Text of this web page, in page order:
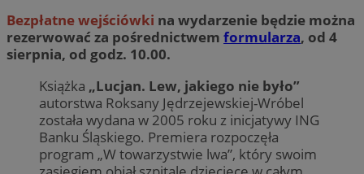
Bezpłatne wejściówki na wydarzenie będzie można
rezerwować za pośrednictwem formularza, od 4
sierpnia, od godz. 10.00.
Książka „Lucjan. Lew, jakiego nie było”
autorstwa Roksany Jędrzejewskiej-Wróbel
została wydana w 2005 roku z inicjatywy ING
Banku Śląskiego. Premiera rozpoczęła
program „W towarzystwie lwa”, który swoim